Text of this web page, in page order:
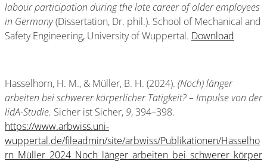
labour participation during the late career of older employees
in Germany(Dissertation, Dr. phil.). School of Mechanical and
Safety Engineering, University of Wuppertal. Download
Hasselhorn, H. M., & Müller, B. H. (2024). (Noch) länger
arbeiten bei schwerer körperlicher Tätigkeit? – Impulse von der
lidA-Studie. Sicher ist Sicher,9, 394–398.
https://www.arbwiss.uni-
wuppertal.de/fileadmin/site/arbwiss/Publikationen/Hasselho
rn_Müller_2024_Noch_länger_arbeiten_bei_schwerer_körper